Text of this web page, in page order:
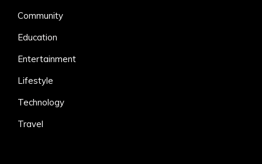
Community
Education
Entertainment
Lifestyle
Technology
Travel